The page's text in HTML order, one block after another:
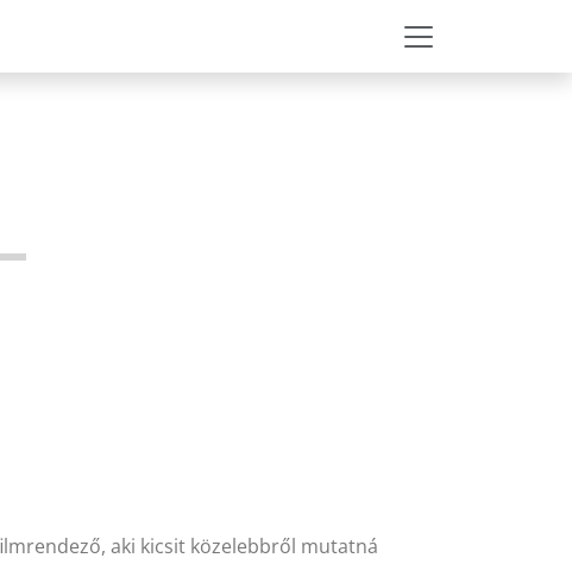
aki kicsit közelebbről mutatná